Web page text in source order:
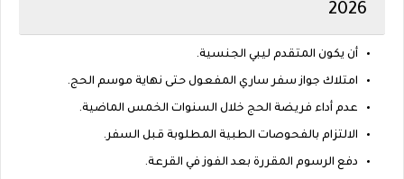
2026
أن يكون المتقدم ليبي الجنسية.
امتلاك جواز سفر ساري المفعول حتى نهاية موسم الحج.
عدم أداء فريضة الحج خلال السنوات الخمس الماضية.
الالتزام بالفحوصات الطبية المطلوبة قبل السفر.
دفع الرسوم المقررة بعد الفوز في القرعة.